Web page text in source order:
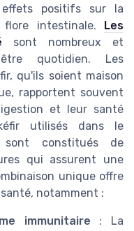
positifs sur la
intestinale.
Les
sont nombreux et
quotidien. Les
qu'ils soient maison
rapportent souvent
et leur santé
utilisés dans le
sont constitués de
qui assurent une
unique offre
notamment :
immunitaire : La